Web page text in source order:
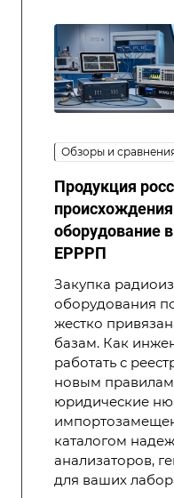
Обзоры и
Продукция
оборудование
ЕРРРП
Закупка
оборудования
жестко
базам. Как
работать с
новым
юридические
каталогом
анализаторов,
для ваших